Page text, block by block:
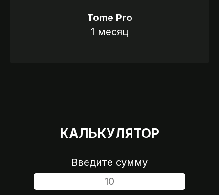
Tome Pro
1 месяц
Введите сумму
КАЛЬКУЛЯТОР